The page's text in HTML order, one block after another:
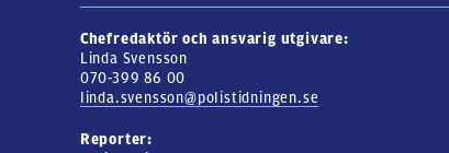
Chefredaktör och ansvarig utgivare:
Linda Svensson
070-399 86 00
linda.svensson@polistidningen.se
Reporter: